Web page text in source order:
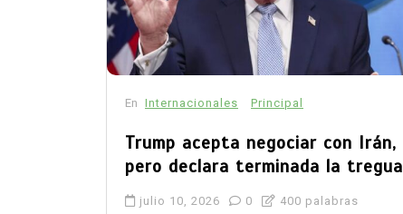
En Internacionales Principal
Trump acepta negociar con Irán,
pero declara terminada la tregua
julio 10, 2026 0 400 palabras